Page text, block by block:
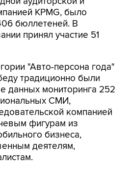
KPMG, было
бюллетеней. В
принял участие 51
"Авто-персона года"
традиционно были
данных мониторинга 252
СМИ,
компанией
фигурам из
бизнеса,
деятелям,